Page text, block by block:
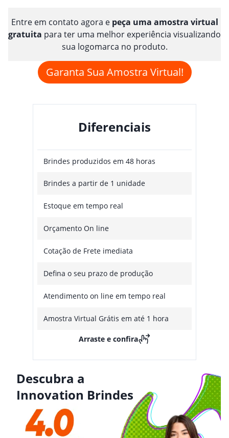
Entre em contato agora e peça uma amostra virtual
gratuita para ter uma melhor experiência visualizando
sua logomarca no produto.
Garanta Sua Amostra Virtual!
Diferenciais
Brindes produzidos em 48 horas
Brindes a partir de 1 unidade
Estoque em tempo real
Orçamento On line
Cotação de Frete imediata
Defina o seu prazo de produção
Atendimento on line em tempo real
Amostra Virtual Grátis em até 1 hora
Arraste e confira
Descubra a
Innovation Brindes